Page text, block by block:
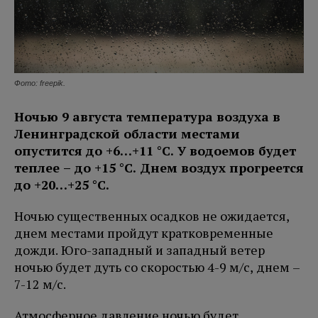
Фото: freepik.
Ночью 9 августа температура воздуха в
Ленинградской области местами
опустится до +6…+11 °C. У водоемов будет
теплее – до +15 °C. Днем воздух прогреется
до +20…+25 °C.
Ночью существенных осадков не ожидается,
днем местами пройдут кратковременные
дожди. Юго-западный и западный ветер
ночью будет дуть со скоростью 4-9 м/с, днем –
7-12 м/с.